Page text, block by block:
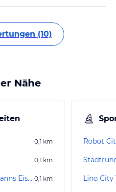
(10)
Nähe
0,1 km
0,1 km
Hochschule für Musik Hanns Eisler Berlin 0,1 km
Robot
Lino City